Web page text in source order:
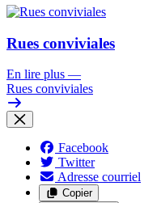
Rues conviviales
En lire plus —
Rues conviviales
Facebook
Twitter
Adresse courriel
Copier